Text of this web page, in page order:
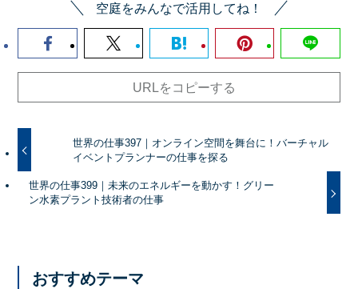
空庭をみんなで活用してね！
URLをコピーする
世界の仕事397｜オンライン空間を舞台に！バーチャル
イベントプランナーの仕事を探る
世界の仕事399｜未来のエネルギーを動かす！グリー
ン水素プラント技術者の仕事
おすすめテーマ